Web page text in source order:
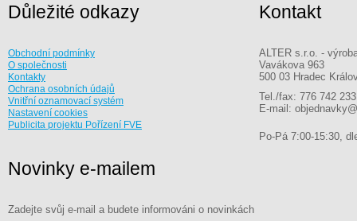
Důležité odkazy
Obchodní podmínky
O společnosti
Kontakty
Ochrana osobních údajů
Vnitřní oznamovací systém
Nastavení cookies
Publicita projektu Pořízení FVE
Kontakt
ALTER s.r.o. -
Vavákova 963
500 03 Hradec
Tel./fax: 776 742 233
E-mail:
Po-Pá 7:00-15:30,
Novinky e-mailem
Zadejte svůj e-mail a budete informováni o novinkách